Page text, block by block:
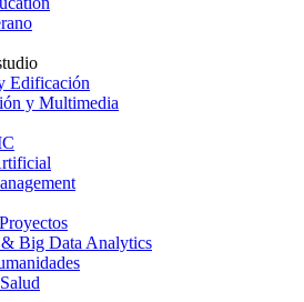
Edificación
y Multimedia
& Big Data Analytics